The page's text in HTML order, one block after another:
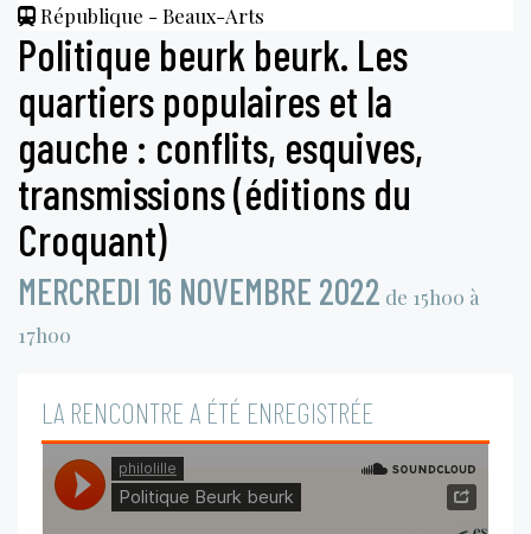
République - Beaux-Arts
Politique beurk beurk. Les
quartiers populaires et la
gauche : conflits, esquives,
transmissions (éditions du
Croquant)
MERCREDI 16 NOVEMBRE 2022 de 15h00 à
17h00
LA RENCONTRE A ÉTÉ ENREGISTRÉE